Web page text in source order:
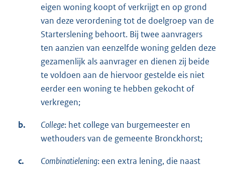
eigen woning koopt of verkrijgt en op grond
van deze verordening tot de doelgroep van de
Starterslening behoort. Bij twee aanvragers
ten aanzien van eenzelfde woning gelden deze
gezamenlijk als aanvrager en dienen zij beide
te voldoen aan de hiervoor gestelde eis niet
eerder een woning te hebben gekocht of
verkregen;
b. College: het college van burgemeester en
wethouders van de gemeente Bronckhorst;
c. Combinatielening: een extra lening, die naast